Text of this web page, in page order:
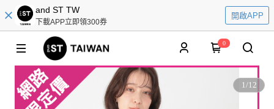
and ST TW
下載APP立即領300券
開啟APP
0
1/12